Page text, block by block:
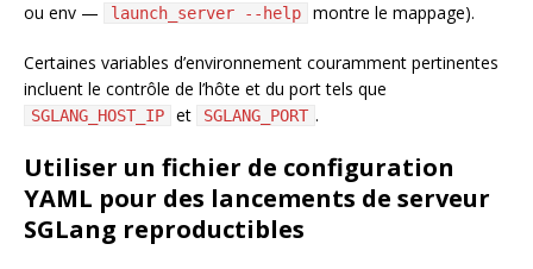
ou env —
launch_server --help montre le mappage).
Certaines variables d’environnement couramment pertinentes
incluent le contrôle de l’hôte et du port tels que
SGLANG_HOST_IP et SGLANG_PORT .
Utiliser un fichier de configuration
YAML pour des lancements de serveur
SGLang reproductibles